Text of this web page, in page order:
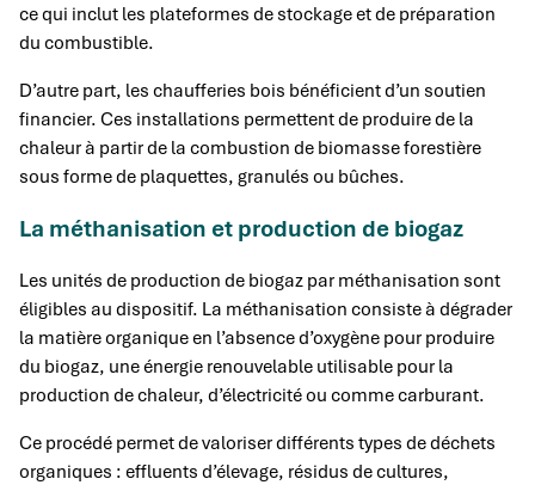
ce qui inclut les plateformes de stockage et de préparation
du combustible.
D’autre part, les chaufferies bois bénéficient d’un soutien
financier. Ces installations permettent de produire de la
chaleur à partir de la combustion de biomasse forestière
sous forme de plaquettes, granulés ou bûches.
La méthanisation et production de biogaz
Les unités de production de biogaz par méthanisation sont
éligibles au dispositif. La méthanisation consiste à dégrader
la matière organique en l’absence d’oxygène pour produire
du biogaz, une énergie renouvelable utilisable pour la
production de chaleur, d’électricité ou comme carburant.
Ce procédé permet de valoriser différents types de déchets
organiques : effluents d’élevage, résidus de cultures,